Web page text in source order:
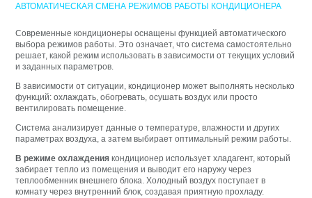
АВТОМАТИЧЕСКАЯ СМЕНА РЕЖИМОВ РАБОТЫ КОНДИЦИОНЕРА
Современные кондиционеры оснащены функцией автоматического
выбора режимов работы. Это означает, что система самостоятельно
решает, какой режим использовать в зависимости от текущих условий
и заданных параметров.
В зависимости от ситуации, кондиционер может выполнять несколько
функций: охлаждать, обогревать, осушать воздух или просто
вентилировать помещение.
Система анализирует данные о температуре, влажности и других
параметрах воздуха, а затем выбирает оптимальный режим работы.
В режиме охлаждения кондиционер использует хладагент, который
забирает тепло из помещения и выводит его наружу через
теплообменник внешнего блока. Холодный воздух поступает в
комнату через внутренний блок, создавая приятную прохладу.